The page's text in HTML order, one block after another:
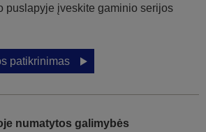
puslapyje įveskite gaminio serijos
patikrinimas
numatytos galimybės